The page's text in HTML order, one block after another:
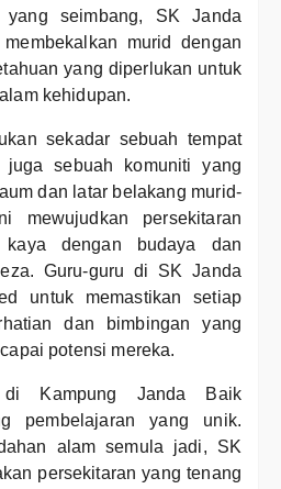
yang seimbang, SK Janda
murid dengan
yang diperlukan untuk
kehidupan.
sekadar sebuah tempat
juga sebuah komuniti yang
dan latar belakang murid-
mewujudkan persekitaran
kaya dengan budaya dan
Guru-guru di SK Janda
untuk memastikan setiap
dan bimbingan yang
potensi mereka.
di Kampung Janda Baik
pembelajaran yang unik.
alam semula jadi, SK
persekitaran yang tenang